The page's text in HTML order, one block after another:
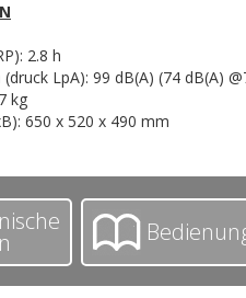
2.8 h
LpA): 99 dB(A) (74 dB(A)
kg
650 x 520 x 490 mm